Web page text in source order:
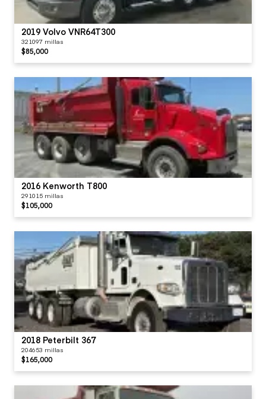
2019 Volvo VNR64T300
321097 millas
$85,000
2016 Kenworth T800
291015 millas
$105,000
2018 Peterbilt 367
204653 millas
$165,000